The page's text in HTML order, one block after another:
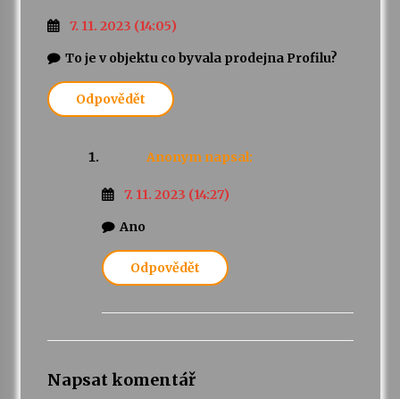
7. 11. 2023 (14:05)
To je v objektu co byvala prodejna Profilu?
Odpovědět
Anonym napsal:
7. 11. 2023 (14:27)
Ano
Odpovědět
Napsat komentář